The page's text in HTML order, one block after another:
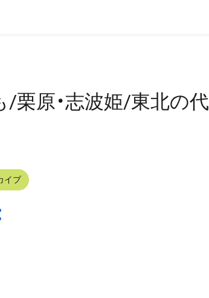
栗原・志波姫/東北の代
イブ